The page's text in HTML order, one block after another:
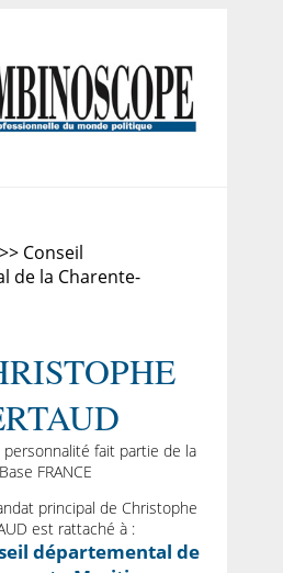
Conseil
de la Charente-
personnalité fait partie de la
FRANCE
principal de Christophe
est rattaché à :
départemental de